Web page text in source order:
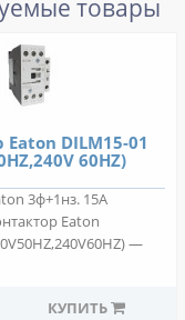
товары
Eaton DILM15-01
60HZ)
3ф+1нз. 15А
Eaton
—
КУПИТЬ